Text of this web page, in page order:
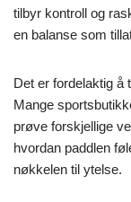
tilbyr kontroll og
en balanse som
Det er fordelaktig å
Mange
prøve forskjellige
hvordan paddlen
nøkkelen til ytelse.